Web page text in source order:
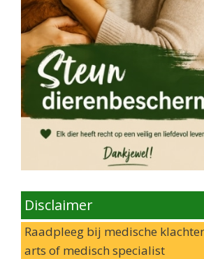
Disclaimer
Raadpleeg bij medische
arts of medisch specialist